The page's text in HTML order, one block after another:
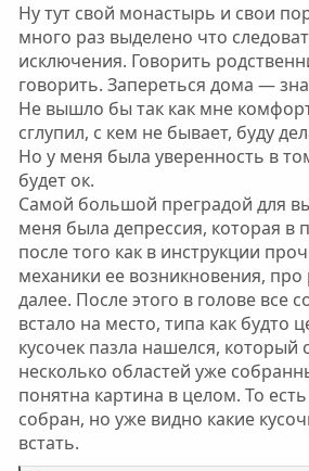
Ну тут свой монастырь и свои
много раз выделено что
исключения. Говорить
говорить. Запереться дома —
Не вышло бы так как мне
сглупил, с кем не бывает, буду
Но у меня была уверенность в
будет ок.
Самой большой преградой для
меня была депрессия, которая
после того как в инструкции
механики ее возникновения, про
далее. После этого в голове все
встало на место, типа как будто
кусочек пазла нашелся, который
несколько областей уже
понятна картина в целом. То
собран, но уже видно какие
встать.